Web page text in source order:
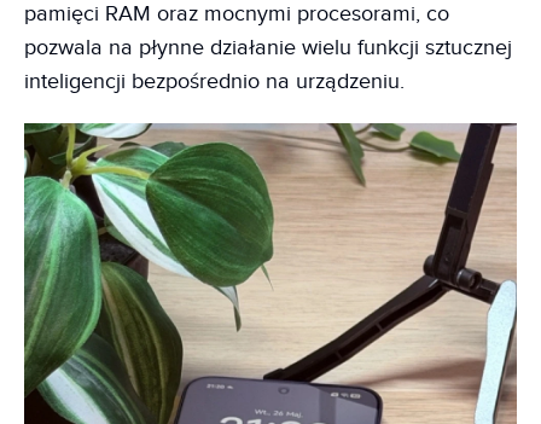
pamięci RAM oraz mocnymi procesorami, co
pozwala na płynne działanie wielu funkcji sztucznej
inteligencji bezpośrednio na urządzeniu.